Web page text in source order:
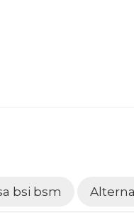
bsi bsm